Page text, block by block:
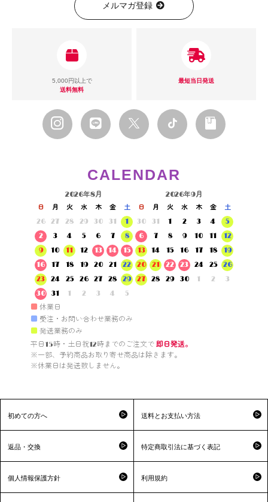
メルマガ登録
5,000円以上で
送料無料
最短当日発送
CALENDAR
2026年8月
日 月 火 水 木 金
土
26
27 28 29 30 31
1
2
3 4 5 6 7
8
9
10 11 12 13 14
15
16
17 18 19 20 21
22
23
24 25 26 27 28
29
30
31 1 2 3 4 5
2026年9月
日 月 火 水 木 金
土
30
31 1 2 3 4
5
6
7 8 9 10 11
12
13
14 15 16 17 18
19
20
21 22 23 24 25
26
27
28 29 30 1 2 3
■ 休業日
■ 受注・お問い合わせ業務のみ
■ 発送業務のみ
平日15時・土日祝12時までのご注文で 即日発送。
※一部、予約商品お取り寄せ商品は除きます。
※休業日は発送致しません。
初めての方へ 送料とお支払い方法
返品・交換 特定商取引法に基づく表記
個人情報保護方針 利用規約